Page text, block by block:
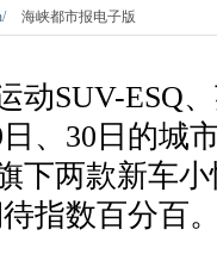
海峡都市报电子版
SUV-ESQ、
、30日的城
下两款新车小
指数百分百